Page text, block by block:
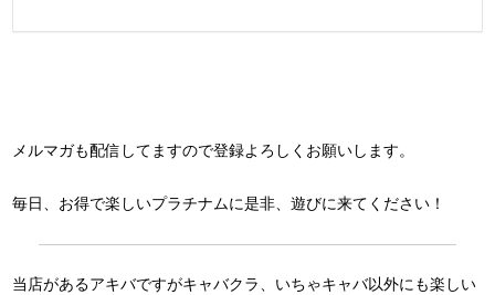
メルマガも配信してますので登録よろしくお願いします。
毎日、お得で楽しいプラチナムに是非、遊びに来てください！
当店があるアキバですがキャバクラ、いちゃキャバ以外にも楽しい